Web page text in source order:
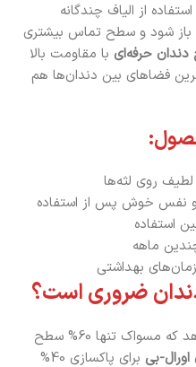
از الیاف چندگانه
باز شود و سطح تماس بیشتری
دندان حرفه‌ای با مقاومت بالا
فضاهای بین دندان‌ها هم
لطیف روی لثه‌ها
نفس خوش پس از استفاده
استفاده
ماهه
بهداشتی
ضروری است؟
تحقیقات دندانپزشکی نشان می‌دهد که مسواک تنها 60% سطح
بی برای پاکسازی 40%